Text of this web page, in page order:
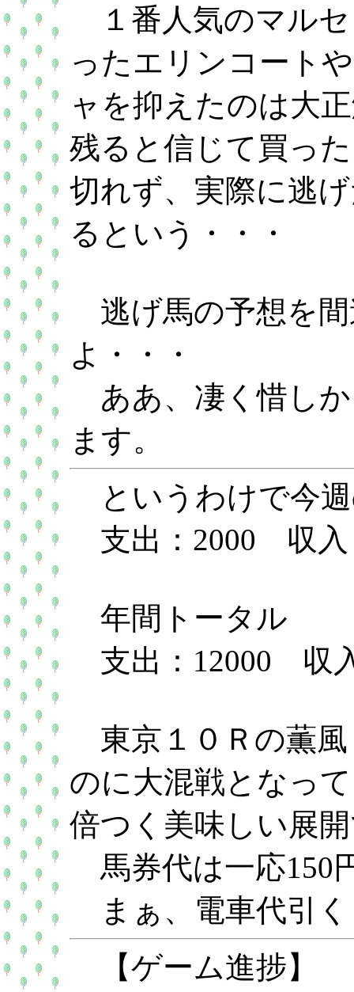
１番人気のマル
ったエリンコート
ャを抑えたのは大
残ると信じて買っ
切れず、実際に逃
るという・・・
逃げ馬の予想を
よ・・・
ああ、凄く惜し
ます。
というわけで今
支出：2000 収入
年間トータル
支出：12000 収
東京１０Ｒの薫風
のに大混戦となっ
倍つく美味しい展
馬券代は一応150
まぁ、電車代引
【ゲーム進捗】